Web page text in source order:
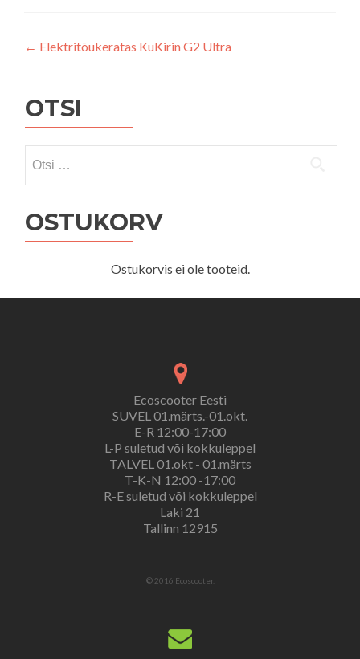
Navigeerimine
← Elektritõukeratas KuKirin G2 Ultra
OTSI
OSTUKORV
Ostukorvis ei ole tooteid.
Ecoscooter Eesti
SUVEL 01.märts.-01.okt.
E-R 12:00-17:00
L-P suletud või kokkuleppel
TALVEL 01.okt - 01.märts
T-K-N 12:00 -17:00
R-E suletud või kokkuleppel
Laki 21
Tallinn 12915
© 2016 Ecoscooter.